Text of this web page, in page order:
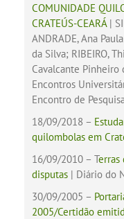
COMUNIDADE
CRATEÚS-CEARÁ|
ANDRADE,Ana
da Silva; RIBEIRO,
Cavalcante Pinheiro
Encontros
Encontro de
18/09/2018 –
quilombolas em
16/09/2010 – Terras
disputas | Diário do
30/09/2005 –
2005/Certidão